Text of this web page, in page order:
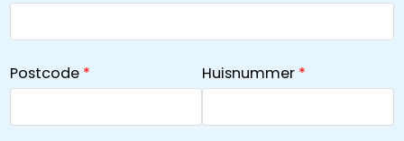
Postcode Huisnummer